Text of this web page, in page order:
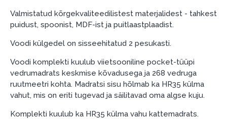
Liisingut ja järelmaksu saate vormistada ka külastades
meie salongi Dārzciema tänaval 91, Riia, Läti.
Dokumendi nõuded:
ESTO LV AS (Dokumentide vormistamiseks on
vajalik Smart-ID, eParaksts eID, eParaksts eID
mobile, ESTO konto või pank Swedbank, Luminor,
SEB või Citadele).
Lepingu tingimused:
Valmistatud kõrgekvaliteedilistest materjalidest - tahkest
puidust, spoonist, MDF-ist ja puitlaastplaadist.
Voodi külgedel on sisseehitatud 2 pesukasti.
Voodi komplekti kuulub viietsooniline pocket-tüüpi
vedrumadrats keskmise kõvadusega ja 268 vedruga
ruutmeetri kohta. Madratsi sisu hõlmab ka HR35 külma
vahut, mis on eriti tugevad ja säilitavad oma algse kuju.
Komplekti kuulub ka HR35 külma vahu kattemadrats.